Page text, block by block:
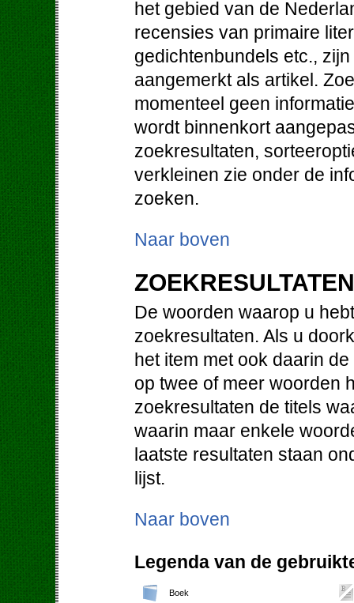
het gebied van de
recensies van primaire
gedichtenbundels etc.,
aangemerkt als artikel.
momenteel geen
wordt binnenkort
zoekresultaten,
verkleinen zie onder de
zoeken.
Naar boven
ZOEKRESULTATEN
De woorden waarop u
zoekresultaten. Als u
het item met ook daarin
op twee of meer woorden
zoekresultaten de titels
waarin maar enkele
laatste resultaten staan
lijst.
Naar boven
Legenda van de
Boek